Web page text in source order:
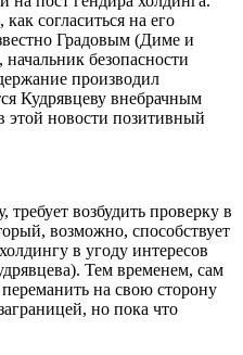
согласиться на его
Градовым (Диме и
безопасности
производил
Кудрявцеву внебрачным
этой новости позитивный
возбудить проверку в
возможно, способствует
в угоду интересов
Тем временем, сам
на свою сторону
но пока что